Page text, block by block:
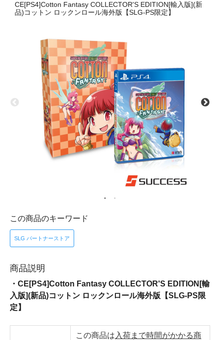
CE[PS4]Cotton Fantasy COLLECTOR'S EDITION[輸入版](新
品)コットン ロックンロール海外版【SLG-PS限定】
この商品のキーワード
SLG パートナーストア
商品説明
・CE[PS4]Cotton Fantasy COLLECTOR'S EDITION[輸
入版](新品)コットン ロックンロール海外版【SLG-PS限
定】
この商品は 入荷まで時間がかかる商